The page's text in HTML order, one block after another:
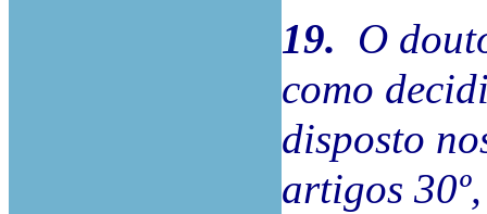
19. O
como
disposto
artigos